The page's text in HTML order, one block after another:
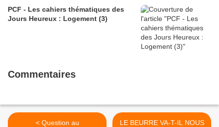
PCF - Les cahiers thématiques des
Jours Heureux : Logement (3)
Commentaires
< Question au
LE BEURRE VA-T-IL NOUS